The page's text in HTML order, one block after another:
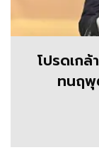
โปรดเก
ทนฤพุ